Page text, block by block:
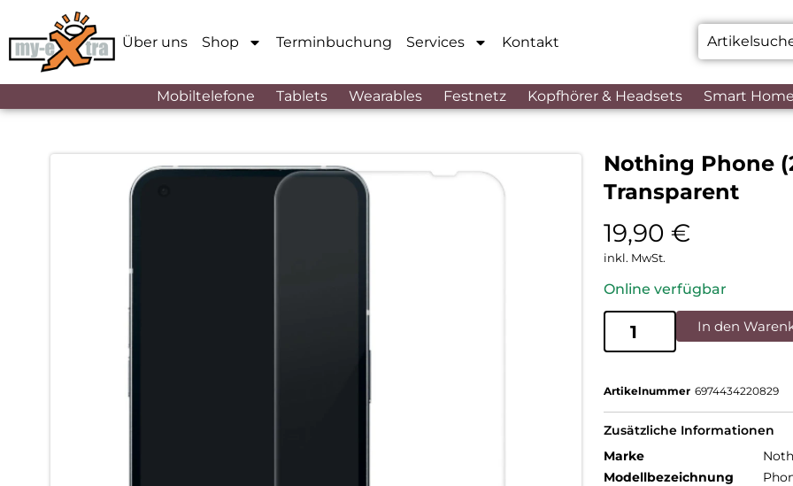
Über uns Shop Terminbuchung Services Kontakt
Mobiltelefone Tablets Wearables Festnetz Kopfhörer & Headsets Smart Home
Nothing Phone
Transparent
19,90 €
inkl. MwSt.
Online verfügbar
In den
Artikelnummer 6974434220829
Zusätzliche Informationen
Marke
Modellbezeichnung